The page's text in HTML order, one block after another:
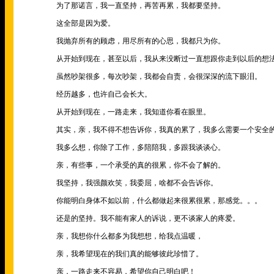
为了那诺言，我一直坚持，再苦再累，我都要坚持。
这全部是因为爱。
我抛弃所有的顾虑，用尽所有的心思，我都只为你。
从开始到现在，甚至以后，我从来没断过一直想跟你走到以后的想法
虽然吵架很多，每次吵架，我都会自责，会很深深的流下眼泪。
经历越多，也许自己会长大。
从开始到现在，一路走来，我知道你看在眼里。
其实，亲，我不得不想告诉你，我真的累了，我多么需要一个安全
我多么想，你除了工作，多陪陪我，多跟我谈谈心。
亲，有些事，一个承受的真的很累，你不会了解的。
我坚持，我强颜欢笑，我委屈，啥都不会告诉你。
你能明白身体不如以前，什么都做起来很累很累，那感觉。。。
还是的坚持。我不能有家人的诉说，更不谈家人的疼爱。
亲，我想你什么都多为我想想，给我点温暖，
亲，我希望现在的我们真的能够彼此珍惜了。
亲，一路走来不容易，希望你自己明白吧！